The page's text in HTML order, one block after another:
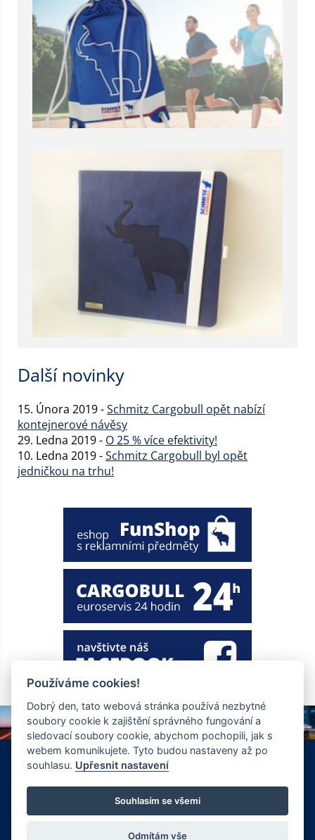
Další novinky
15. Února 2019 -Schmitz Cargobull opět nabízí
kontejnerové návěsy
29. Ledna 2019 - O 25 % více efektivity!
10. Ledna 2019 -Schmitz Cargobull byl opět
jedničkou na trhu!
+420 326 901 186
info@ewt.cz
© Copyright 2026 Společnost EWT spol. s.r.o., realizace
FlexiSystems s.r.o.:e-learning,tvorba webových stránek.
Používáme cookies!
Dobrý den, tato webová stránka používá nezbytné
soubory cookie k zajištění správného fungování a
sledovací soubory cookie, abychom pochopili, jak s
webem komunikujete. Tyto budou nastaveny až po
souhlasu. Upřesnit nastavení
Souhlasím se všemi
Odmítám vše